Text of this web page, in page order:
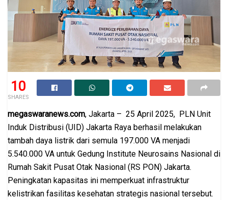
10
SHARES
megaswaranews.com, Jakarta – 25 April 2025, PLN Unit
Induk Distribusi (UID) Jakarta Raya berhasil melakukan
tambah daya listrik dari semula 197.000 VA menjadi
5.540.000 VA untuk Gedung Institute Neurosains Nasional di
Rumah Sakit Pusat Otak Nasional (RS PON) Jakarta.
Peningkatan kapasitas ini memperkuat infrastruktur
kelistrikan fasilitas kesehatan strategis nasional tersebut.